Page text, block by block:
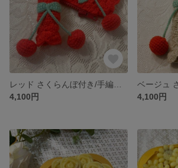
4,100円
4,100円